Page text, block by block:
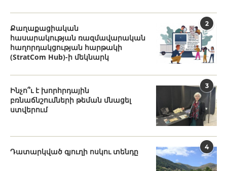
2
Քաղաքացիական
հասարակության ռազմավարական
հաղորդակցության հարթակի
(StratCom Hub)-ի մեկնարկ
3
Ինչո՞ւ է խորհրդային
բռնաճնշումների թեման մնացել
ստվերում
4
Դատարկված գյուղի ոսկու տենդը